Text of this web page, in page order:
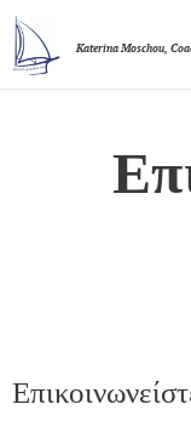
Katerina Moschou,